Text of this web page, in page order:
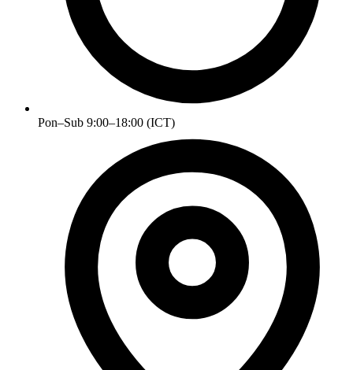
Pon–Sub 9:00–18:00 (ICT)